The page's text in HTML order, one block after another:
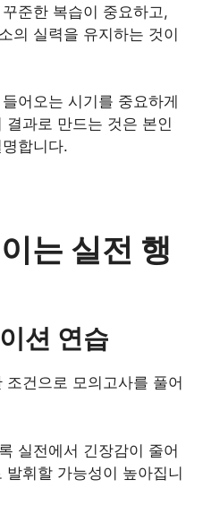
준한 복습이 중요하고,
의 실력을 유지하는 것이
어오는 시기를 중요하게
과로 만드는 것은 본인
합니다.
는 실전 행
션 연습
건으로 모의고사를 풀어
실전에서 긴장감이 줄어
휘할 가능성이 높아집니